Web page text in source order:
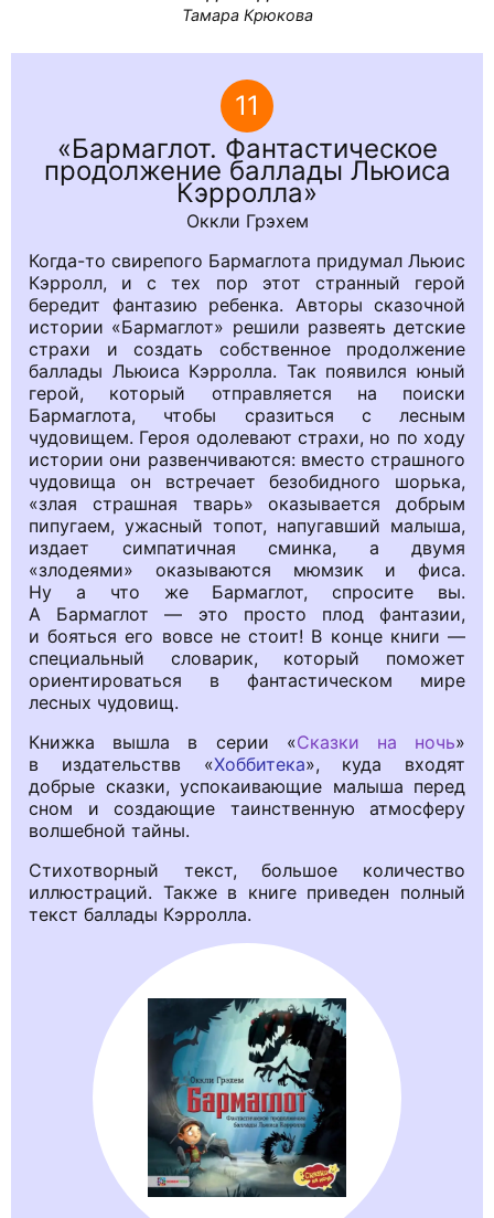
Тамара Крюкова
11
Бармаглот. Фантастическое
продолжение баллады Льюиса
Кэрролла
Оккли Грэхем
Когда-то свирепого Бармаглота придумал Льюис
Кэрролл, и с тех пор этот странный герой
бередит фантазию ребенка. Авторы сказочной
истории «Бармаглот» решили развеять детские
страхи и создать собственное продолжение
баллады Льюиса Кэрролла. Так появился юный
герой, который отправляется на поиски
Бармаглота, чтобы сразиться с лесным
чудовищем. Героя одолевают страхи, но по ходу
истории они развенчиваются: вместо страшного
чудовища он встречает безобидного шорька,
«злая страшная тварь» оказывается добрым
пипугаем, ужасный топот, напугавший малыша,
издает симпатичная сминка, а двумя
«злодеями» оказываются мюмзик и фиса.
Ну а что же Бармаглот, спросите вы.
А Бармаглот — это просто плод фантазии,
и бояться его вовсе не стоит! В конце книги —
специальный словарик, который поможет
ориентироваться в фантастическом мире
лесных чудовищ.
Книжка вышла в серии «Сказки на ночь»
в издательствв «Хоббитека», куда входят
добрые сказки, успокаивающие малыша перед
сном и создающие таинственную атмосферу
волшебной тайны.
Стихотворный текст, большое количество
иллюстраций. Также в книге приведен полный
текст баллады Кэрролла.